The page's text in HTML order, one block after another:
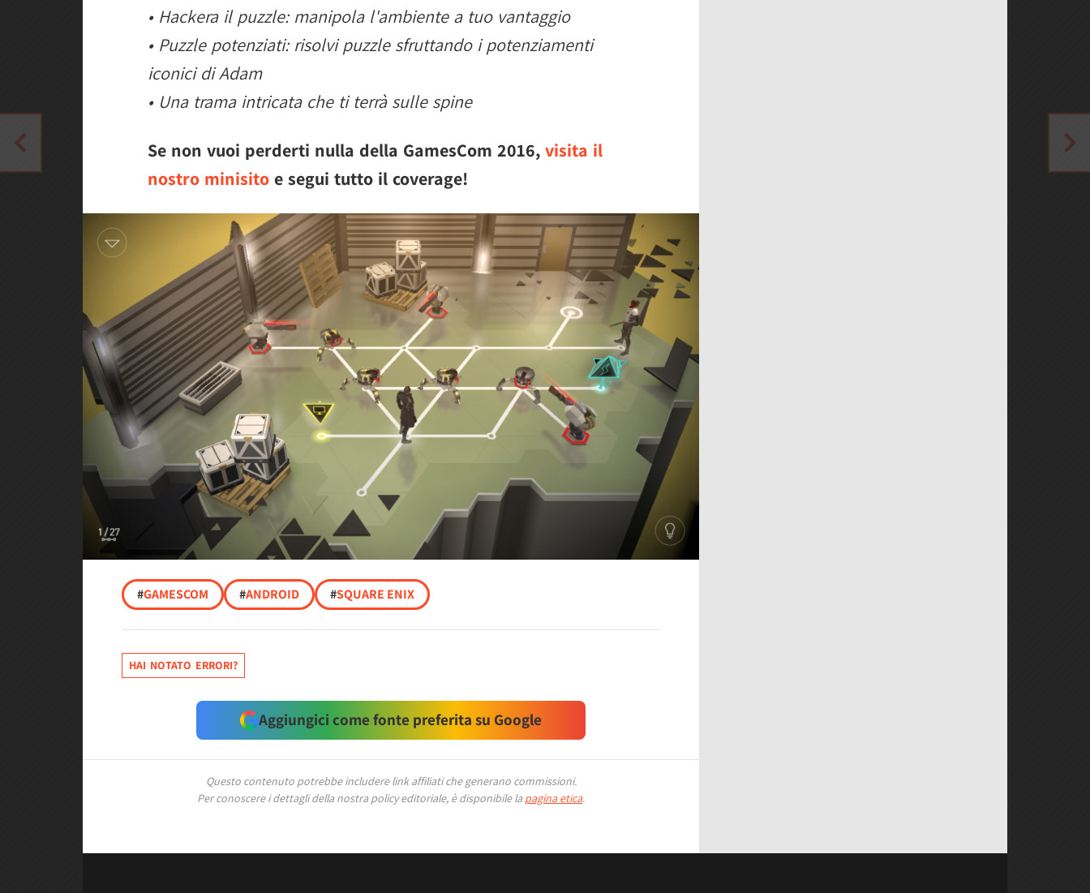
• Hackera il puzzle: manipola l'ambiente a tuo vantaggio
• Puzzle potenziati: risolvi puzzle sfruttando i potenziamenti
iconici di Adam
• Una trama intricata che ti terrà sulle spine
Se non vuoi perderti nulla della GamesCom 2016, visita il
nostro minisito e segui tutto il coverage!
#GAMESCOM #ANDROID #SQUARE ENIX
HAI NOTATO ERRORI?
Aggiungici come fonte preferita su Google
Questo contenuto potrebbe includere link affiliati che generano commissioni.
Per conoscere i dettagli della nostra policy editoriale, è disponibile la pagina etica.